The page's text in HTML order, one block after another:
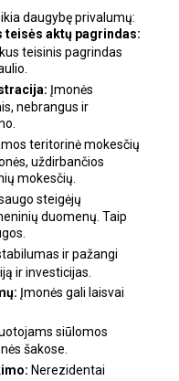
daugybę privalumų:
aktų pagrindas:
teisinis pagrindas
Įmonės
nebrangus ir
teritorinė mokesčių
uždirbančios
mokesčių.
steigėjų
duomenų. Taip
ir pažangi
ir investicijas.
Įmonės gali laisvai
siūlomos
šakose.
Nerezidentai